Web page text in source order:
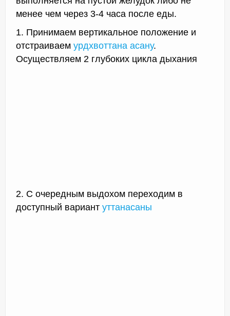
менее чем через 3-4 часа после еды.
1. Принимаем вертикальное положение и
отстраиваем урдхвоттана асану.
Осуществляем 2 глубоких цикла дыхания
2. С очередным выдохом переходим в
доступный вариант уттанасаны